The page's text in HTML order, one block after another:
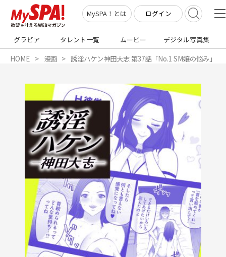
MySPA！とは ログイン
グラビア タレント一覧 ムービー デジタル写真集
HOME 漫画 誘淫ハケン神田大志 第37話「No.1 SM嬢の悩み」